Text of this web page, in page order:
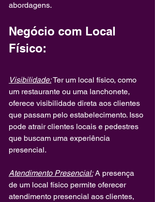
abordagens.
Negócio com Local
Físico:
Visibilidade: Ter um local físico, como
um restaurante ou uma lanchonete,
oferece visibilidade direta aos clientes
que passam pelo estabelecimento. Isso
pode atrair clientes locais e pedestres
que buscam uma experiência
presencial.
Atendimento Presencial: A presença
de um local físico permite oferecer
atendimento presencial aos clientes,